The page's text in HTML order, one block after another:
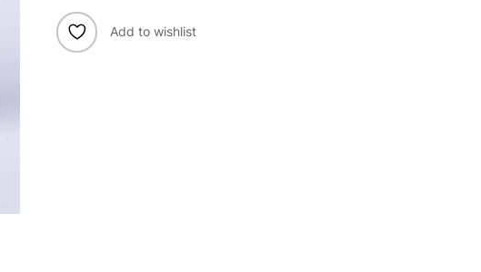
Maschera
Viso
Detox
Viso
Add to wishlist